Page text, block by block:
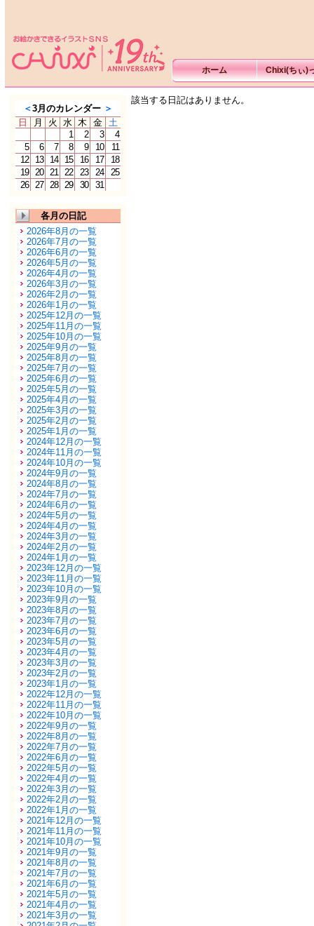
ホーム Chixi(ちぃ)
＜3月のカレンダー ＞
日
月 火 水 木 金 土
1
2 3
4
5
6 7 8 9 10
11
12
13 14 15 16 17
18
19 20 21 22 23 24
25
26 27 28 29 30 31
各月の日記
2026年8月の一覧
2026年7月の一覧
2026年6月の一覧
2026年5月の一覧
2026年4月の一覧
2026年3月の一覧
2026年2月の一覧
2026年1月の一覧
2025年12月の一覧
2025年11月の一覧
2025年10月の一覧
2025年9月の一覧
2025年8月の一覧
2025年7月の一覧
2025年6月の一覧
2025年5月の一覧
2025年4月の一覧
2025年3月の一覧
2025年2月の一覧
2025年1月の一覧
2024年12月の一覧
2024年11月の一覧
2024年10月の一覧
2024年9月の一覧
2024年8月の一覧
2024年7月の一覧
2024年6月の一覧
2024年5月の一覧
2024年4月の一覧
2024年3月の一覧
2024年2月の一覧
2024年1月の一覧
2023年12月の一覧
2023年11月の一覧
2023年10月の一覧
2023年9月の一覧
2023年8月の一覧
2023年7月の一覧
2023年6月の一覧
2023年5月の一覧
2023年4月の一覧
2023年3月の一覧
2023年2月の一覧
2023年1月の一覧
2022年12月の一覧
2022年11月の一覧
2022年10月の一覧
2022年9月の一覧
2022年8月の一覧
2022年7月の一覧
2022年6月の一覧
2022年5月の一覧
2022年4月の一覧
2022年3月の一覧
2022年2月の一覧
2022年1月の一覧
2021年12月の一覧
2021年11月の一覧
2021年10月の一覧
2021年9月の一覧
2021年8月の一覧
2021年7月の一覧
2021年6月の一覧
2021年5月の一覧
2021年4月の一覧
2021年3月の一覧
該当する日記はありません。